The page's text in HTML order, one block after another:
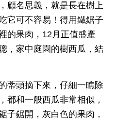
顧名思義，就是長在樹上
它可不容易！得用鐵鋸子
的果肉，12月正值盛產
，家中庭園的樹西瓜，結
蒂頭摘下來，仔細一瞧除
都和一般西瓜非常相似，
子鋸開，灰白色的果肉，